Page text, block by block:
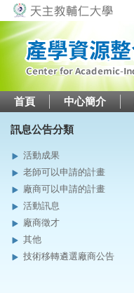
首頁 中心簡介
訊息公告分類
活動成果
老師可以申請的計畫
廠商可以申請的計畫
活動訊息
廠商徵才
其他
技術移轉遴選廠商公告